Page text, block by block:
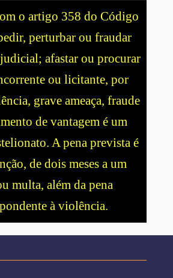
o artigo 358 do Código
perturbar ou fraudar
afastar ou procurar
ou licitante, por
grave ameaça, fraude
de vantagem é um
A pena prevista é
de dois meses a um
multa, além da pena
à violência.